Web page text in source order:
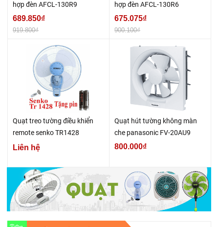
hợp đèn AFCL-130R9
689.850₫
919.800₫
hợp đèn AFCL-130R6
675.075₫
900.100₫
Quạt treo tường điều khiển
remote senko TR1428
Liên hệ
Quạt hút tường không màn
che panasonic FV-20AU9
800.000₫